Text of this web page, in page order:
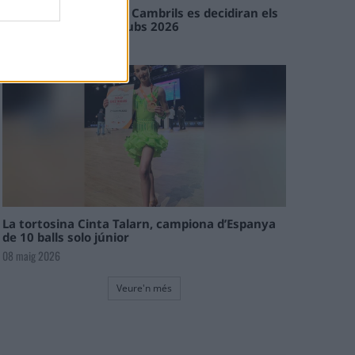
En les tirades de Flix i Cambrils es decidiran els
campions de l’Interclubs 2026
La tortosina Cinta Talarn, campiona d’Espanya
de 10 balls solo júnior
08 maig 2026
Veure'n més